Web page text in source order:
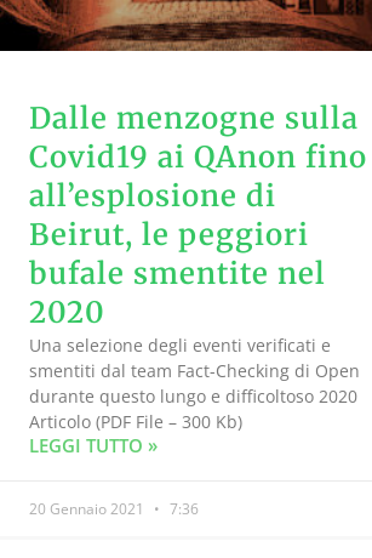
Dalle menzogne sulla
Covid19 ai QAnon fino
all’esplosione di
Beirut, le peggiori
bufale smentite nel
2020
Una selezione degli eventi verificati e
smentiti dal team Fact-Checking di Open
durante questo lungo e difficoltoso 2020
Articolo (PDF File – 300 Kb)
LEGGI TUTTO »
20 Gennaio 2021 7:36